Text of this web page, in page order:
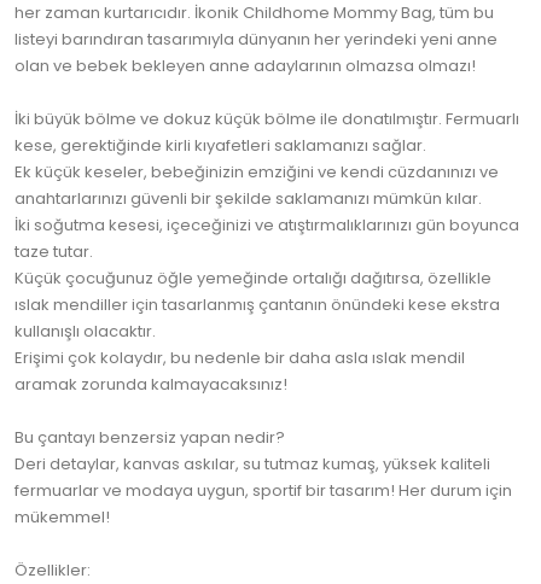
her zaman kurtarıcıdır. İkonik Childhome Mommy Bag, tüm bu
listeyi barındıran tasarımıyla dünyanın her yerindeki yeni anne
olan ve bebek bekleyen anne adaylarının olmazsa olmazı!
İki büyük bölme ve dokuz küçük bölme ile donatılmıştır. Fermuarlı
kese, gerektiğinde kirli kıyafetleri saklamanızı sağlar.
Ek küçük keseler, bebeğinizin emziğini ve kendi cüzdanınızı ve
anahtarlarınızı güvenli bir şekilde saklamanızı mümkün kılar.
İki soğutma kesesi, içeceğinizi ve atıştırmalıklarınızı gün boyunca
taze tutar.
Küçük çocuğunuz öğle yemeğinde ortalığı dağıtırsa, özellikle
ıslak mendiller için tasarlanmış çantanın önündeki kese ekstra
kullanışlı olacaktır.
Erişimi çok kolaydır, bu nedenle bir daha asla ıslak mendil
aramak zorunda kalmayacaksınız!
Bu çantayı benzersiz yapan nedir?
Deri detaylar, kanvas askılar, su tutmaz kumaş, yüksek kaliteli
fermuarlar ve modaya uygun, sportif bir tasarım! Her durum için
mükemmel!
Özellikler: